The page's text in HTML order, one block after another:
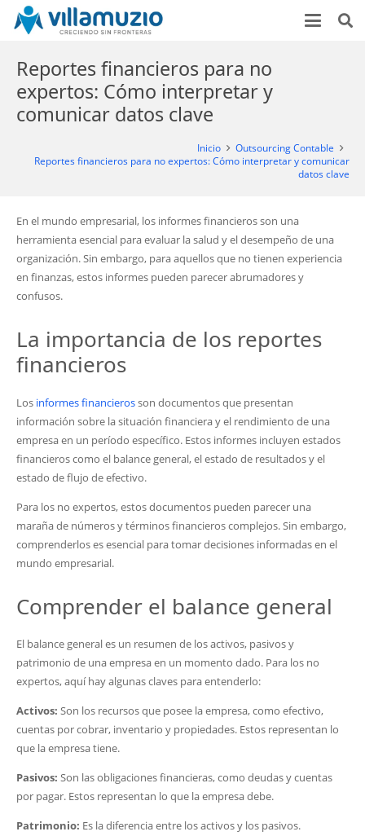
Reportes financieros para no
expertos: Cómo interpretar y
comunicar datos clave
Inicio
Outsourcing Contable
Reportes financieros para no expertos: Cómo interpretar y comunicar
datos clave
En el mundo empresarial, los informes financieros son una
herramienta esencial para evaluar la salud y el desempeño de una
organización. Sin embargo, para aquellos que no tienen experiencia
en finanzas, estos informes pueden parecer abrumadores y
confusos.
La importancia de los reportes
financieros
Los informes financierosson documentos que presentan
información sobre la situación financiera y el rendimiento de una
empresa en un período específico. Estos informes incluyen estados
financieros como el balance general, el estado de resultados y el
estado de flujo de efectivo.
Para los no expertos, estos documentos pueden parecer una
maraña de números y términos financieros complejos. Sin embargo,
comprenderlos es esencial para tomar decisiones informadas en el
mundo empresarial.
Comprender el balance general
El balance general es un resumen de los activos, pasivos y
patrimonio de una empresa en un momento dado. Para los no
expertos, aquí hay algunas claves para entenderlo:
Activos: Son los recursos que posee la empresa, como efectivo,
cuentas por cobrar, inventario y propiedades. Estos representan lo
que la empresa tiene.
Pasivos: Son las obligaciones financieras, como deudas y cuentas
por pagar. Estos representan lo que la empresa debe.
Patrimonio: Es la diferencia entre los activos y los pasivos.